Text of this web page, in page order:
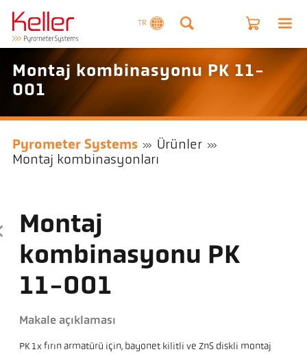
TR
Montaj kombinasyonu PK 11-
001
Pyrometer Systems
Ürünler
Montaj kombinasyonları
Montaj
kombinasyonu PK
11-001
Makale açıklaması
PK 1x fırın armatürü için, bayonet kilitli ve ZnS diskli montaj